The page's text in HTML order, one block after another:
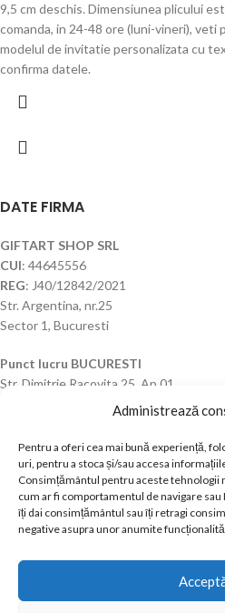
Administrează
Pentru a oferi cea mai bună experiență,
uri, pentru a stoca și/sau accesa
Consimțământul pentru aceste tehnologii
cum ar fi comportamentul de navigare sau
îți dai consimțământul sau îți retragi
negative asupra unor anumite
9,5 cm deschis. Dimensiunea plicului
comanda, in 24-48 ore (luni-vineri), veti
modelul de invitatie personalizata cu
confirma datele.
DATE FIRMA
GIFTART SHOP SRL
CUI: 44645556
REG: J40/12842/2021
Str. Argentina, nr.25
Sector 1, Bucuresti
Punct lucru BUCURESTI
Str. Dimitrie Racovita 25, Ap.01
NE GASITI SI PE SOCIAL MEDIA
2026